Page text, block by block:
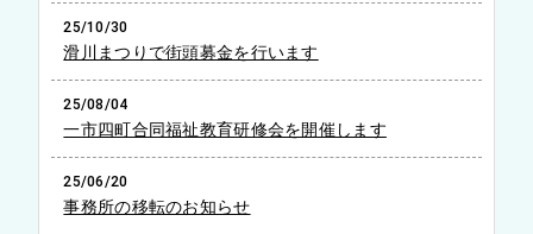
25/10/30
滑川まつりで街頭募金を行います
25/08/04
一市四町合同福祉教育研修会を開催します
25/06/20
事務所の移転のお知らせ